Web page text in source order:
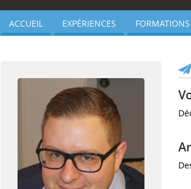
ACCUEIL EXPÉRIENCES FORMATIONS